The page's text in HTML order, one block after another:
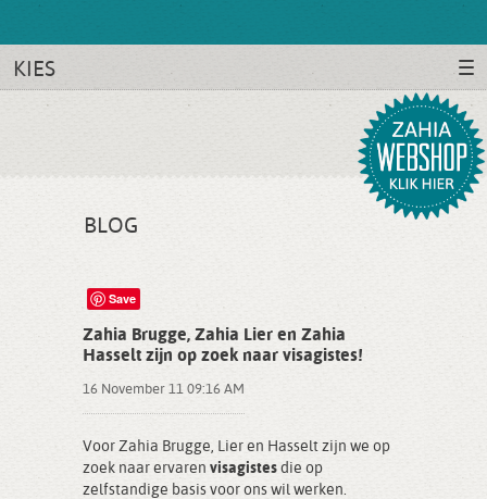
KIES
BLOG
Save
Zahia Brugge, Zahia Lier en Zahia
Hasselt zijn op zoek naar visagistes!
16 November 11 09:16 AM
Voor Zahia Brugge, Lier en Hasselt zijn we op
zoek naar ervaren visagistes die op
zelfstandige basis voor ons wil werken.